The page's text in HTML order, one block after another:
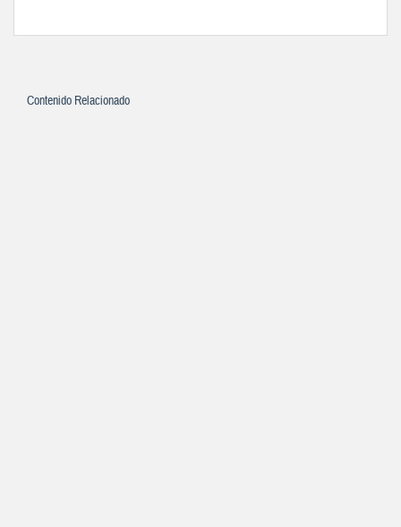
Contenido Relacionado